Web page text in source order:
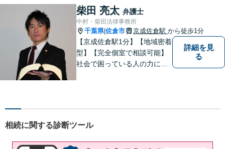
すいパートナーを目指してい
ます。【元裁判官の弁護士も
在籍】企業法務を中心に、個
人案件にも対応
柴田 亮太 弁護士
中村・柴田法律事務所
千葉県|佐倉市 京成佐倉駅 から徒歩1分
【京成佐倉駅1分】【地域密着
型】【完全個室で相談可能】
社会で困っている人の力にな
相続、離婚・男女問題、交通
います。 ぜひご相談くださ
い。
詳細を見
る
相続に関する診断ツール